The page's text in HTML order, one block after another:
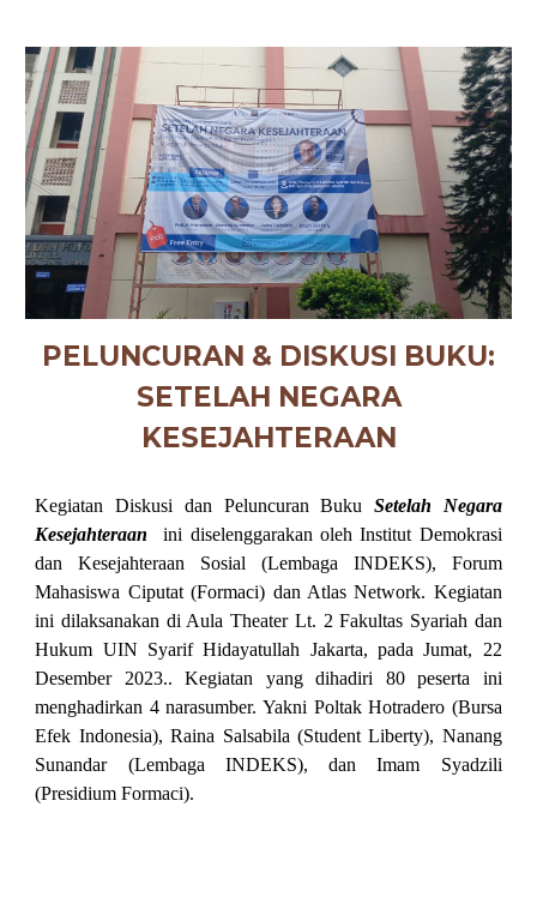
PELUNCURAN & DISKUSI BUKU:
SETELAH NEGARA
KESEJAHTERAAN
KegiatanDiskusi dan Peluncuran Buku Setelah Negara
Kesejahteraan
ini diselenggarakan oleh Institut Demokrasi
dan Kesejahteraan Sosial (Lembaga INDEKS), Forum
Mahasiswa Ciputat (Formaci) dan Atlas Network. Kegiatan
ini dilaksanakan di Aula Theater Lt. 2 Fakultas Syariah dan
Hukum UIN Syarif Hidayatullah Jakarta, pada Jumat, 22
Desember 2023.. Kegiatan yang dihadiri 80 peserta ini
menghadirkan 4 narasumber. Yakni Poltak Hotradero (Bursa
Efek Indonesia), Raina Salsabila (Student Liberty), Nanang
Sunandar (Lembaga INDEKS), dan Imam Syadzili
(Presidium Formaci).